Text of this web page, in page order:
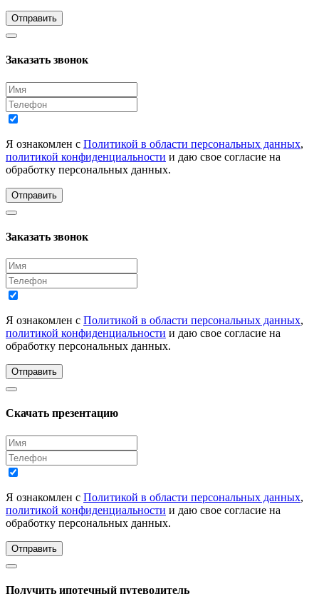
Отправить
Заказать звонок
Я ознакомлен с Политикой в области персональных данных,
политикой конфиденциальности и даю свое согласие на
обработку персональных данных.
Отправить
Заказать звонок
Я ознакомлен с Политикой в области персональных данных,
политикой конфиденциальности и даю свое согласие на
обработку персональных данных.
Отправить
Скачать презентацию
Я ознакомлен с Политикой в области персональных данных,
политикой конфиденциальности и даю свое согласие на
обработку персональных данных.
Отправить
Получить ипотечный путеводитель